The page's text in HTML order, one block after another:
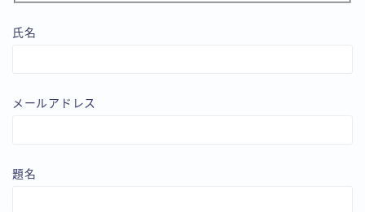
氏名
メールアドレス
題名